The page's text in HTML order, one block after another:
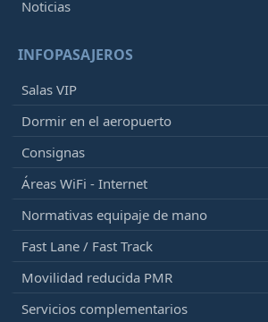
Noticias
INFOPASAJEROS
Salas VIP
Dormir en el aeropuerto
Consignas
Áreas WiFi - Internet
Normativas equipaje de mano
Fast Lane / Fast Track
Movilidad reducida PMR
Servicios complementarios